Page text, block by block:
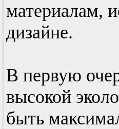
материалам,
дизайне.
В первую
высокой
быть